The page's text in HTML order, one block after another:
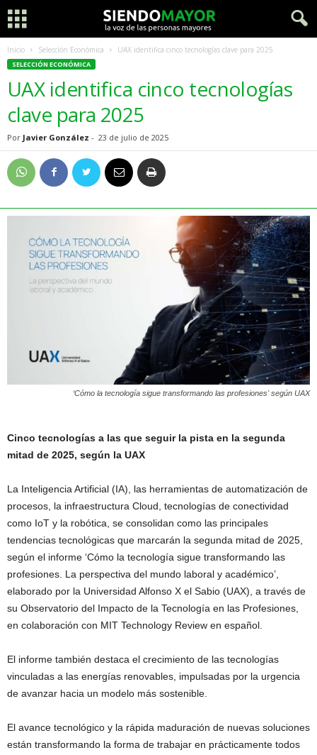
Inicio Selección Económica UAX identifica cinco tecnologías clave para 2025
SELECCIÓN ECONÓMICA
UAX identifica cinco tecnologías
clave para 2025
Por Javier González - 23 de julio de 2025
‘Cómo la tecnología sigue transformando las profesiones' según UAX
Cinco tecnologías a las que seguir la pista en la segunda
mitad de 2025, según la UAX
La Inteligencia Artificial (IA), las herramientas de automatización de
procesos, la infraestructura Cloud, tecnologías de conectividad
como IoT y la robótica, se consolidan como las principales
tendencias tecnológicas que marcarán la segunda mitad de 2025,
según el informe ‘Cómo la tecnología sigue transformando las
profesiones. La perspectiva del mundo laboral y académico’,
elaborado por la Universidad Alfonso X el Sabio (UAX), a través de
su Observatorio del Impacto de la Tecnología en las Profesiones,
en colaboración con MIT Technology Review en español.
El informe también destaca el crecimiento de las tecnologías
vinculadas a las energías renovables, impulsadas por la urgencia
de avanzar hacia un modelo más sostenible.
El avance tecnológico y la rápida maduración de nuevas soluciones
están transformando la forma de trabajar en prácticamente todos